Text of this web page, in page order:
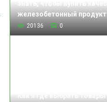
железобетонный продукт
20136 0